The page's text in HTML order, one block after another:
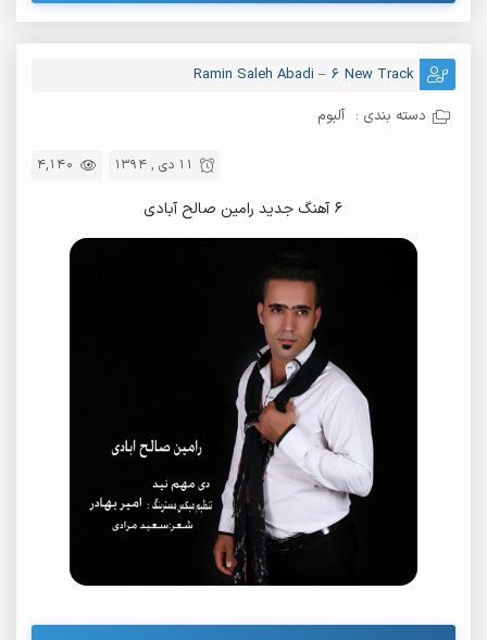
Ramin Saleh Abadi – 6 New Track
دسته بندی : آلبوم
4,140 11 دی , 1394
۶ آهنگ جدید رامین صالح آبادی